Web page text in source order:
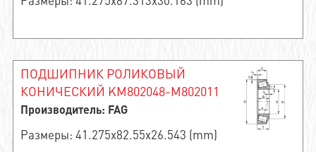
ПОДШИПНИК РОЛИКОВЫЙ
КОНИЧЕСКИЙ KM802048-M802011
Производитель: FAG
Размеры: 41.275x82.55x26.543 (mm)